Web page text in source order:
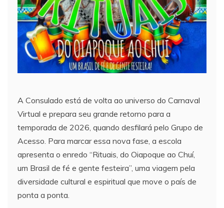
A Consulado está de volta ao universo do Carnaval
Virtual e prepara seu grande retorno para a
temporada de 2026, quando desfilará pelo Grupo de
Acesso. Para marcar essa nova fase, a escola
apresenta o enredo “Rituais, do Oiapoque ao Chuí,
um Brasil de fé e gente festeira”, uma viagem pela
diversidade cultural e espiritual que move o país de
ponta a ponta.